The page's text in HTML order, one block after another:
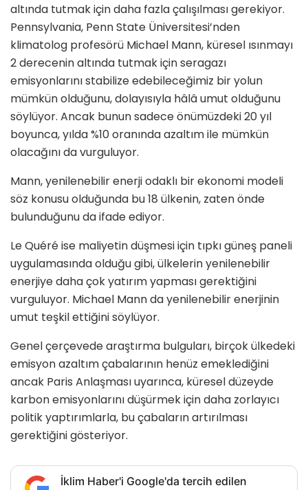
altında tutmak için daha fazla çalışılması gerekiyor.
Pennsylvania, Penn State Üniversitesi’nden
klimatolog profesörü Michael Mann, küresel ısınmayı
2 derecenin altında tutmak için seragazı
emisyonlarını stabilize edebileceğimiz bir yolun
mümkün olduğunu, dolayısıyla hâlâ umut olduğunu
söylüyor. Ancak bunun sadece önümüzdeki 20 yıl
boyunca, yılda %10 oranında azaltım ile mümkün
olacağını da vurguluyor.
Mann, yenilenebilir enerji odaklı bir ekonomi modeli
söz konusu olduğunda bu 18 ülkenin, zaten önde
bulunduğunu da ifade ediyor.
Le Quéré ise maliyetin düşmesi için tıpkı güneş paneli
uygulamasında olduğu gibi, ülkelerin yenilenebilir
enerjiye daha çok yatırım yapması gerektiğini
vurguluyor. Michael Mann da yenilenebilir enerjinin
umut teşkil ettiğini söylüyor.
Genel çerçevede araştırma bulguları, birçok ülkedeki
emisyon azaltım çabalarının henüz emeklediğini
ancak Paris Anlaşması uyarınca, küresel düzeyde
karbon emisyonlarını düşürmek için daha zorlayıcı
politik yaptırımlarla, bu çabaların artırılması
gerektiğini gösteriyor.
İklim Haber'i Google'da tercih edilen